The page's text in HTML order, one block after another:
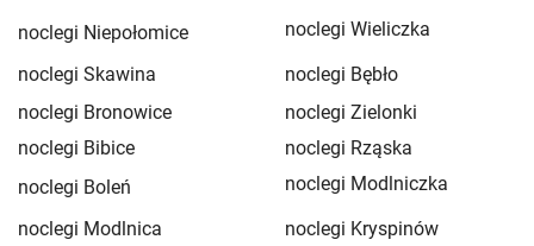
noclegi Niepołomice
noclegi Wieliczka
noclegi Skawina
noclegi Bębło
noclegi Bronowice
noclegi Zielonki
noclegi Bibice
noclegi Rząska
noclegi Boleń
noclegi Modlniczka
noclegi Modlnica
noclegi Kryspinów